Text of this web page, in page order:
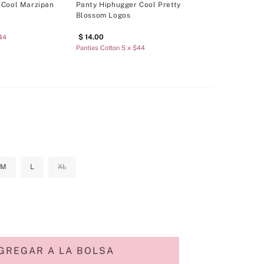
Marzipan
Panty Hiphugger Cool Pretty
Blossom Logos
14.00
Panties Cotton 5 x $44
M L XL
A LA BOLSA